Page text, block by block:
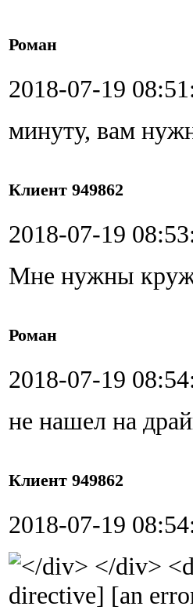
Роман
2018-07-19
минуту, вам
Клиент 949862
2018-07-19
Мне нужны
Роман
2018-07-19
не нашел на
Клиент 949862
2018-07-19
directive] [an